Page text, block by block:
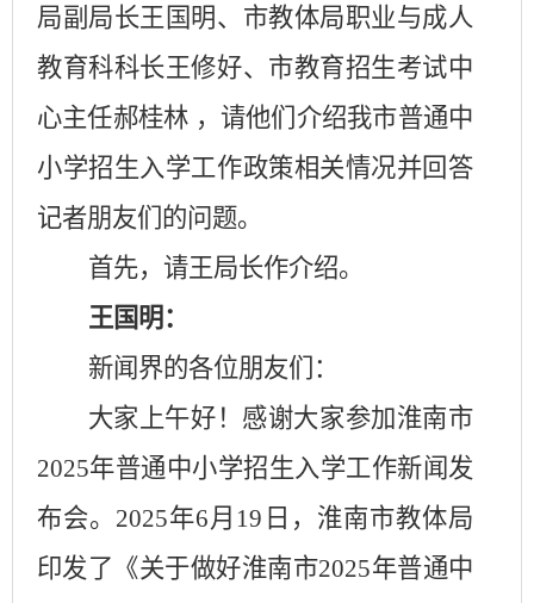
局副局长王国明、市教体局职业与成人
教育科科长王修好、市教育招生考试中
心主任郝桂林 ，请他们介绍我市普通中
小学招生入学工作政策相关情况并回答
记者朋友们的问题。
首先，请王局长作介绍。
王国明：
新闻界的各位朋友们：
大家上午好！感谢大家参加淮南市
2025年普通中小学招生入学工作新闻发
布会。 2025年6月 19 日，淮南市教体局
印发了《关于做好淮南市2025年普通中